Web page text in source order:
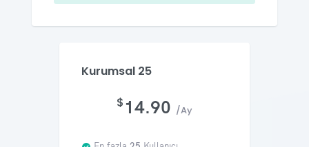
Kurumsal 25
$ 14.90 /Ay